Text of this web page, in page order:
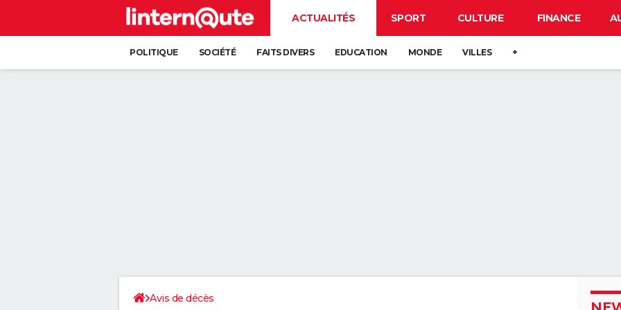
ACTUALITÉS SPORT CULTURE FINANCE
POLITIQUE SOCIÉTÉ FAITS DIVERS EDUCATION MONDE VILLES +
Avis de décès